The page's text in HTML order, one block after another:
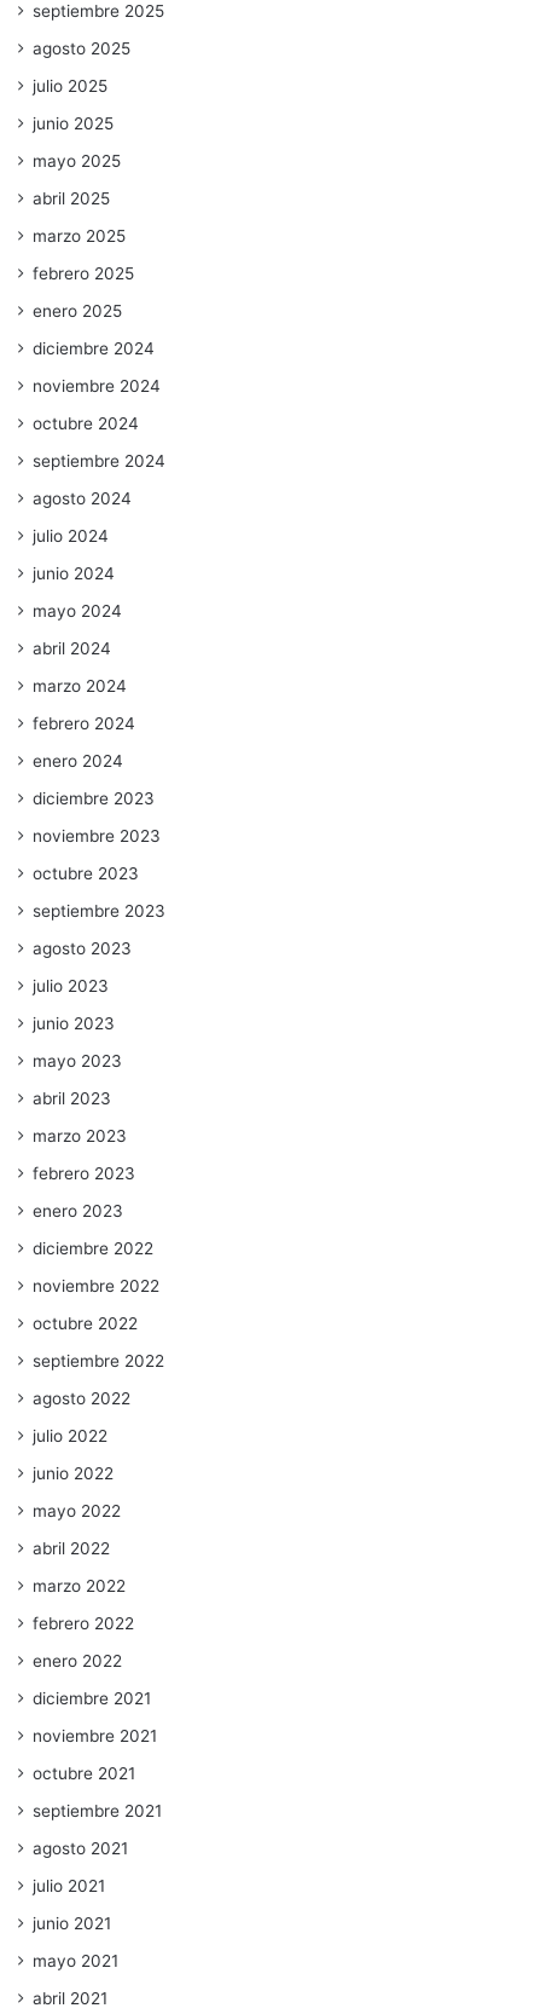
septiembre 2025
agosto 2025
julio 2025
junio 2025
mayo 2025
abril 2025
marzo 2025
febrero 2025
enero 2025
diciembre 2024
noviembre 2024
octubre 2024
septiembre 2024
agosto 2024
julio 2024
junio 2024
mayo 2024
abril 2024
marzo 2024
febrero 2024
enero 2024
diciembre 2023
noviembre 2023
octubre 2023
septiembre 2023
agosto 2023
julio 2023
junio 2023
mayo 2023
abril 2023
marzo 2023
febrero 2023
enero 2023
diciembre 2022
noviembre 2022
octubre 2022
septiembre 2022
agosto 2022
julio 2022
junio 2022
mayo 2022
abril 2022
marzo 2022
febrero 2022
enero 2022
diciembre 2021
noviembre 2021
octubre 2021
septiembre 2021
agosto 2021
julio 2021
junio 2021
mayo 2021
abril 2021